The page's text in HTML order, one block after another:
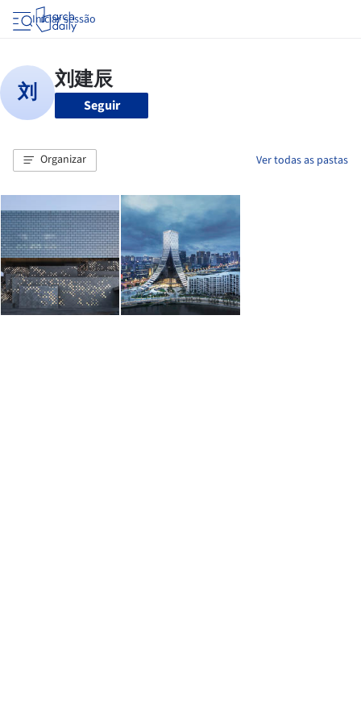
Iniciar sessão
Seguir
Organizar Ver todas as pastas